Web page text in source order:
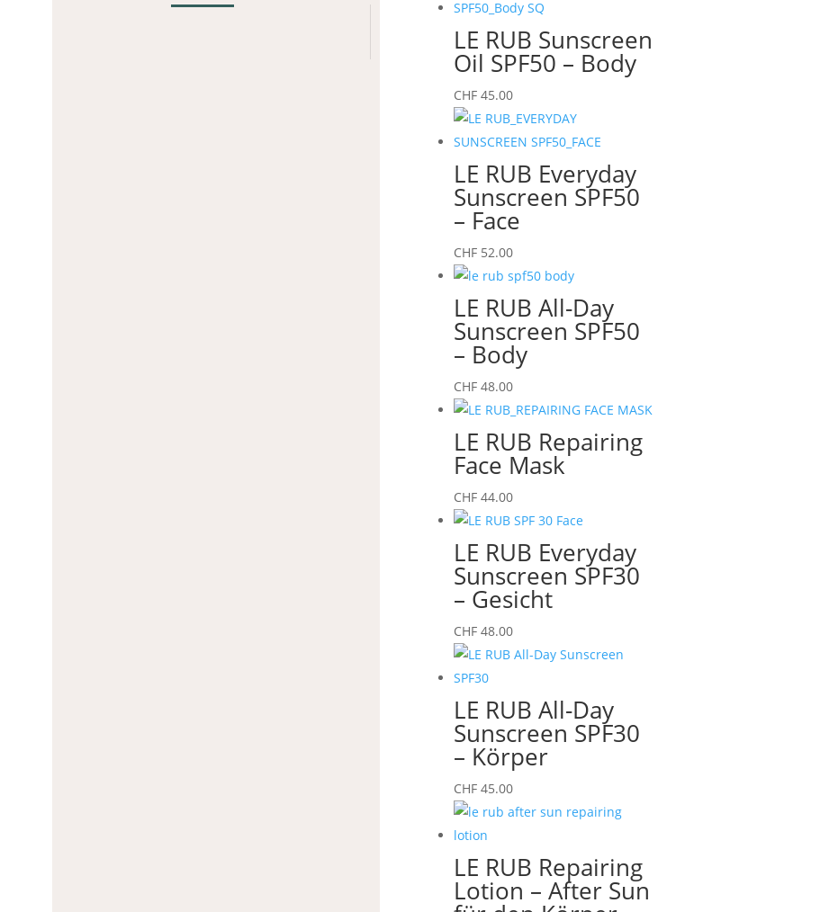
LE RUB Sunscreen
Oil SPF50 – Body
CHF45.00
LE RUB Everyday
Sunscreen SPF50
– Face
CHF52.00
LE RUB All-Day
Sunscreen SPF50
– Body
CHF48.00
LE RUB Repairing
Face Mask
CHF44.00
LE RUB Everyday
Sunscreen SPF30
– Gesicht
CHF48.00
LE RUB All-Day
Sunscreen SPF30
– Körper
CHF45.00
LE RUB Repairing
Lotion – After Sun